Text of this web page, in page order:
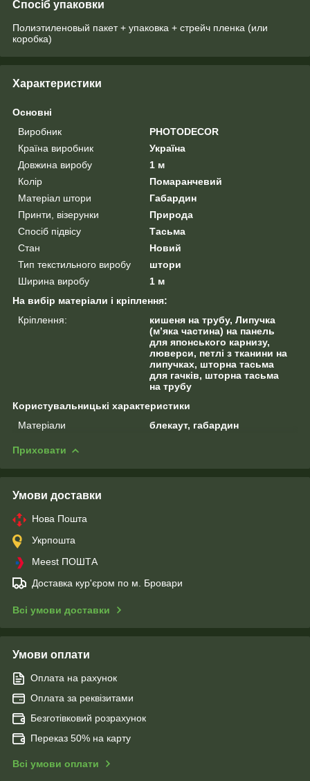
Спосіб упаковки
Полиэтиленовый пакет + упаковка + стрейч пленка (или
коробка)
Характеристики
Основні
Виробник
PHOTODECOR
Країна виробник
Україна
Довжина виробу
1 м
Колір
Помаранчевий
Матеріал штори
Габардин
Принти, візерунки
Природа
Спосіб підвісу
Тасьма
Стан
Новий
Тип текстильного виробу
штори
Ширина виробу
1 м
На вибір матеріали і кріплення:
Кріплення:
кишеня на трубу, Липучка
(м’яка частина) на панель
для японського карнизу,
люверси, петлі з тканини на
липучках, шторна тасьма
для гачків, шторна тасьма
на трубу
Користувальницькі характеристики
Матеріали
блекаут, габардин
Приховати
Умови доставки
Нова Пошта
Укрпошта
Meest ПОШТА
Доставка кур'єром по м. Бровари
Всі умови доставки
Умови оплати
Оплата на рахунок
Оплата за реквізитами
Безготівковий розрахунок
Переказ 50% на карту
Всі умови оплати